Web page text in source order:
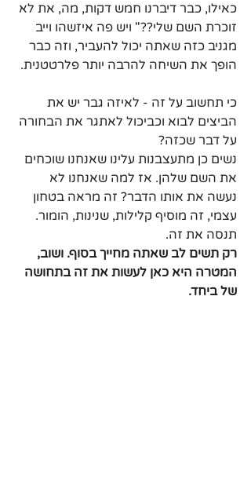
כאילו, כבר דיברנו חמש דקות, מה, את לא
זוכרת השם שלי??" ויש פה איזשהו וייב
מגניב כזה שאתה יכול להעביר, וזה כבר
הופך את השיחה להרבה יותר פלרטטנית.
כי תחשוב על זה - לאיזה גבר יש את
הביצים לבוא וכביכול לאתגר את הבחורה
על דבר שכזה?
נשים כן מתעצבנות עלינו שאנחנו שוכחים
את השם שלהן. אז למה שאנחנו לא
נעשה את אותו הדבר? זה מראה בטחון
עצמי, זה מוסיף קלילות, שנינות, הומור.
תנסה את זה.
רק תשים לב שאתה מחייך בסוף. ושוב,
המטרה היא כאן לעשות את זה בתחושה
של ביחד.